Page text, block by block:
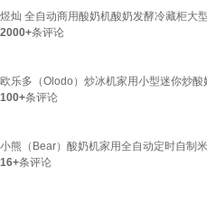
煜灿 全自动商用酸奶机酸奶发酵冷藏柜大
2000+条评论
欧乐多（Olodo）炒冰机家用小型迷你炒
100+条评论
小熊（Bear）酸奶机家用全自动定时自制
16+条评论